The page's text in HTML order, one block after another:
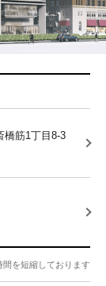
橋筋1丁目8-3
を短縮しております